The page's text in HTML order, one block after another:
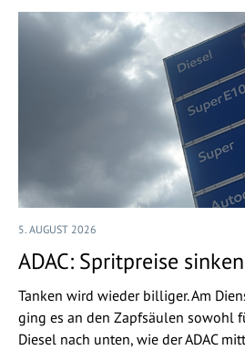
5. AUGUST 2026
ADAC: Spritpreise sinken
Tanken wird wieder billiger. Am
ging es an den Zapfsäulen sowohl
Diesel nach unten, wie der ADAC